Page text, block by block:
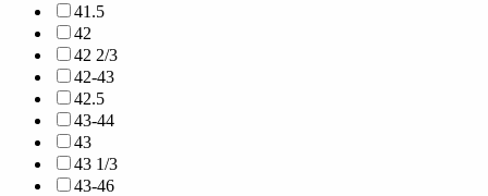
41.5
42
42 2/3
42-43
42.5
43-44
43
43 1/3
43-46